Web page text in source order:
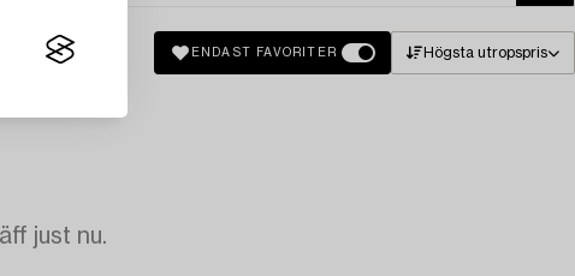
ENDAST FAVORITER Högsta utropspris
just nu.